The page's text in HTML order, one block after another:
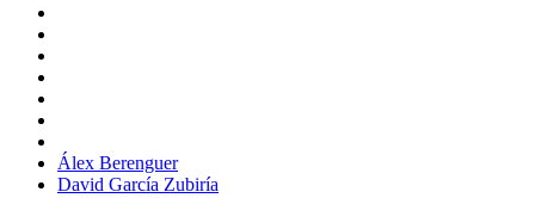
Álex Berenguer
David García Zubiría